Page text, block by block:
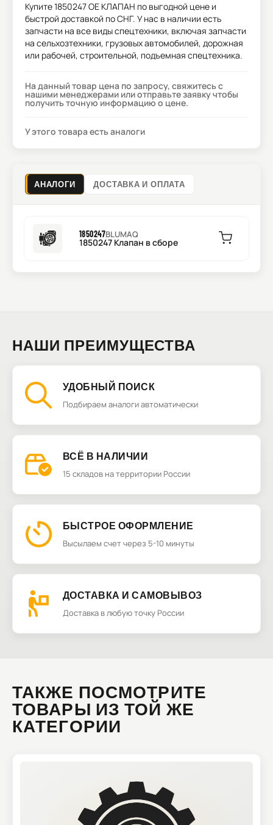
Купите1850247 OE КЛАПАН по выгодной цене и
быстрой доставкой по СНГ. У нас в наличии есть
запчасти на все виды спецтехники, включая запчасти
на сельхозтехники, грузовых автомобилей, дорожная
или рабочей, строительной, подъемная спецтехника.
На данный товар цена по запросу, свяжитесь с
нашими менеджерами или отправьте заявку чтобы
получить точную информацию о цене.
У этого товара есть аналоги
АНАЛОГИ ДОСТАВКА И ОПЛАТА
1850247BLUMAQ
1850247 Клапан в сборе
НАШИ ПРЕИМУЩЕСТВА
УДОБНЫЙ ПОИСК
Подбираем аналоги автоматически
ВСЁ В НАЛИЧИИ
15 складов на территории России
БЫСТРОЕ ОФОРМЛЕНИЕ
Высылаем счет через 5-10 минуты
ДОСТАВКА И САМОВЫВОЗ
Доставка в любую точку России
ТАКЖЕ ПОСМОТРИТЕ
ТОВАРЫ ИЗ ТОЙ ЖЕ
КАТЕГОРИИ